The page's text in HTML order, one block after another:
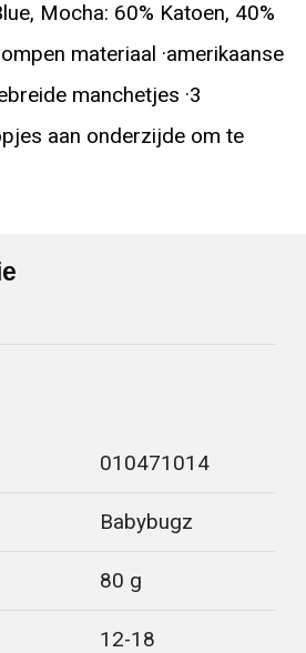
Mocha: 60% Katoen, 40%
materiaal ·amerikaanse
manchetjes ·3
aan onderzijde om te
010471014
Babybugz
80 g
12-18